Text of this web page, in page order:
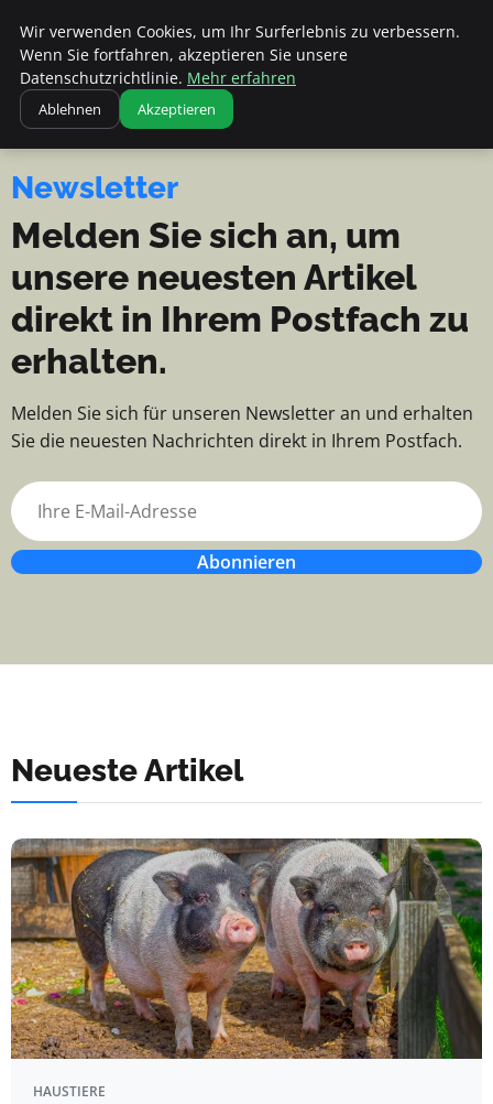
Apemania Shop - Nachrichten,
Apemania Shop
NACHRICHTEN, TIPPS UND
EINBLICKE
Newsletter
Melden Sie sich an, um
unsere neuesten Artikel
direkt in Ihrem Postfach zu
erhalten.
Melden Sie sich für unseren Newsletter an und erhalten
Sie die neuesten Nachrichten direkt in Ihrem Postfach.
Abonnieren
Neueste Artikel
HAUSTIERE
Wir verwenden Cookies, um Ihr Surferlebnis zu verbessern.
Wenn Sie fortfahren, akzeptieren Sie unsere
Datenschutzrichtlinie. Mehr erfahren
Ablehnen Akzeptieren